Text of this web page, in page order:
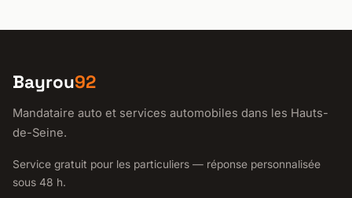
Bayrou92
Mandataire auto et services automobiles dans les Hauts-
de-Seine.
Service gratuit pour les particuliers — réponse personnalisée
sous 48 h.